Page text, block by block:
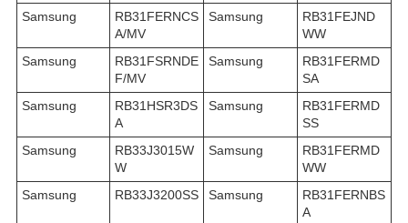
Samsung
RB31FERNCS
A/MV
Samsung
RB31FEJND
WW
Samsung
RB31FSRNDE
F/MV
Samsung
RB31FERMD
SA
Samsung
RB31HSR3DS
A
Samsung
RB31FERMD
SS
Samsung
RB33J3015W
W
Samsung
RB31FERMD
WW
Samsung
RB33J3200SS Samsung
RB31FERNBS
A